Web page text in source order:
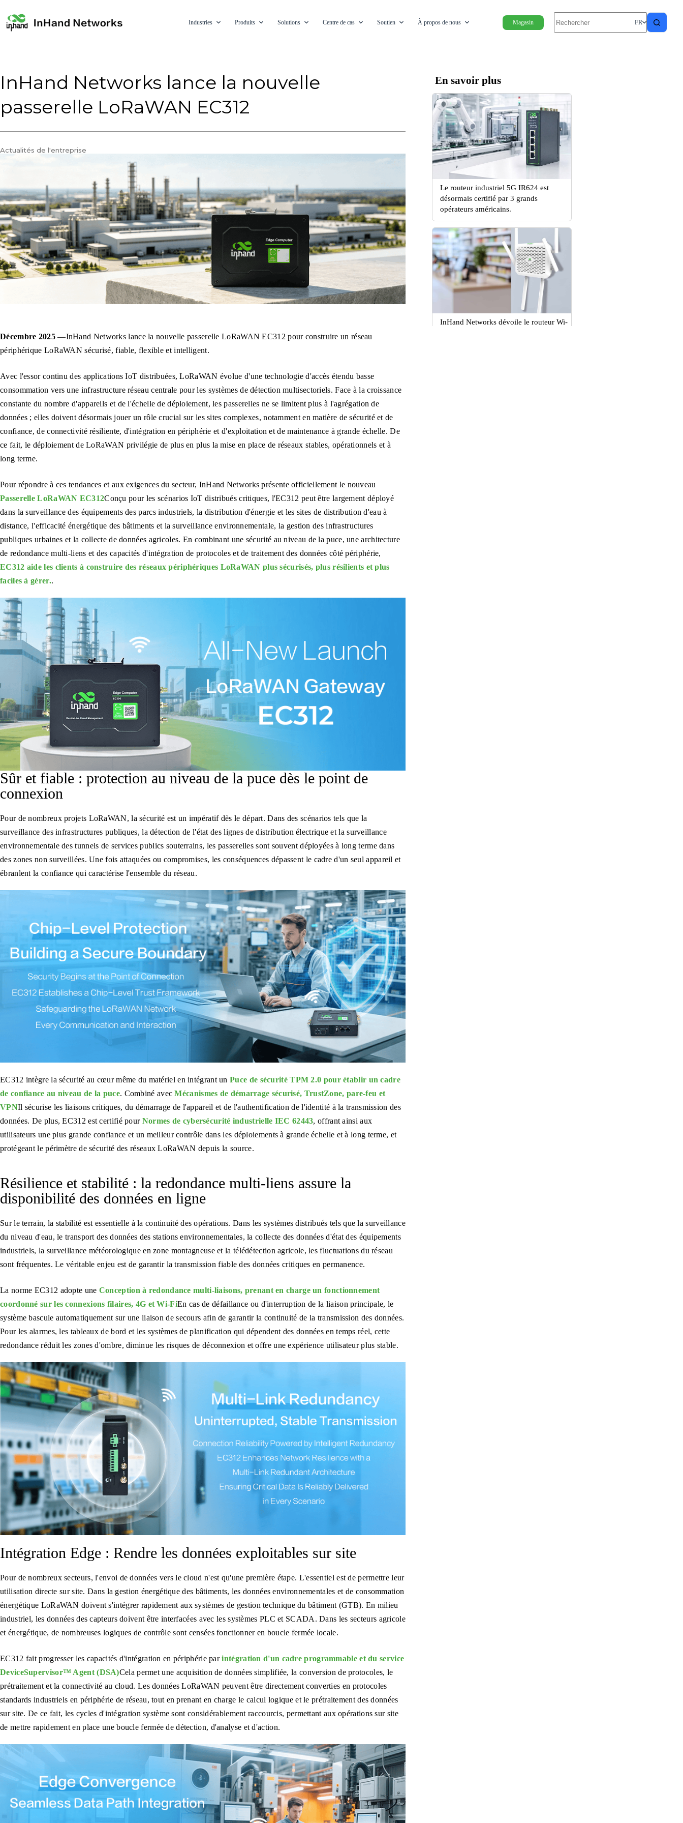
Industries Produits Solutions Centre de cas Soutien À propos de nous Magasin FR
InHand Networks lance la nouvelle
passerelle LoRaWAN EC312
Actualités de l'entreprise
Décembre 2025—InHand Networks lance la nouvelle passerelle LoRaWAN EC312 pour construire un réseau
périphérique LoRaWAN sécurisé, fiable, flexible et intelligent.
Avec l'essor continu des applications IoT distribuées, LoRaWAN évolue d'une technologie d'accès étendu basse
consommation vers une infrastructure réseau centrale pour les systèmes de détection multisectoriels. Face à la croissance
constante du nombre d'appareils et de l'échelle de déploiement, les passerelles ne se limitent plus à l'agrégation de
données ; elles doivent désormais jouer un rôle crucial sur les sites complexes, notamment en matière de sécurité et de
confiance, de connectivité résiliente, d'intégration en périphérie et d'exploitation et de maintenance à grande échelle. De
ce fait, le déploiement de LoRaWAN privilégie de plus en plus la mise en place de réseaux stables, opérationnels et à
long terme.
Pour répondre à ces tendances et aux exigences du secteur, InHand Networks présente officiellement le nouveau
Passerelle LoRaWAN EC312Conçu pour les scénarios IoT distribués critiques, l'EC312 peut être largement déployé
dans la surveillance des équipements des parcs industriels, la distribution d'énergie et les sites de distribution d'eau à
distance, l'efficacité énergétique des bâtiments et la surveillance environnementale, la gestion des infrastructures
publiques urbaines et la collecte de données agricoles. En combinant une sécurité au niveau de la puce, une architecture
de redondance multi-liens et des capacités d'intégration de protocoles et de traitement des données côté périphérie,
EC312 aide les clients à construire des réseaux périphériques LoRaWAN plus sécurisés, plus résilients et plus
faciles à gérer..
Sûr et fiable : protection au niveau de la puce dès le point de
connexion
Pour de nombreux projets LoRaWAN, la sécurité est un impératif dès le départ. Dans des scénarios tels que la
surveillance des infrastructures publiques, la détection de l'état des lignes de distribution électrique et la surveillance
environnementale des tunnels de services publics souterrains, les passerelles sont souvent déployées à long terme dans
des zones non surveillées. Une fois attaquées ou compromises, les conséquences dépassent le cadre d'un seul appareil et
ébranlent la confiance qui caractérise l'ensemble du réseau.
EC312 intègre la sécurité au cœur même du matériel en intégrant unPuce de sécurité TPM 2.0 pour établir un cadre
de confiance au niveau de la puce. Combiné avecMécanismes de démarrage sécurisé, TrustZone, pare-feu et
VPNIl sécurise les liaisons critiques, du démarrage de l'appareil et de l'authentification de l'identité à la transmission des
données. De plus, EC312 est certifié pourNormes de cybersécurité industrielle IEC 62443, offrant ainsi aux
utilisateurs une plus grande confiance et un meilleur contrôle dans les déploiements à grande échelle et à long terme, et
protégeant le périmètre de sécurité des réseaux LoRaWAN depuis la source.
Résilience et stabilité : la redondance multi-liens assure la
disponibilité des données en ligne
Sur le terrain, la stabilité est essentielle à la continuité des opérations. Dans les systèmes distribués tels que la surveillance
du niveau d'eau, le transport des données des stations environnementales, la collecte des données d'état des équipements
industriels, la surveillance météorologique en zone montagneuse et la télédétection agricole, les fluctuations du réseau
sont fréquentes. Le véritable enjeu est de garantir la transmission fiable des données critiques en permanence.
La norme EC312 adopte une Conception à redondance multi-liaisons, prenant en charge un fonctionnement
coordonné sur les connexions filaires, 4G et Wi-FiEn cas de défaillance ou d'interruption de la liaison principale, le
système bascule automatiquement sur une liaison de secours afin de garantir la continuité de la transmission des données.
Pour les alarmes, les tableaux de bord et les systèmes de planification qui dépendent des données en temps réel, cette
redondance réduit les zones d'ombre, diminue les risques de déconnexion et offre une expérience utilisateur plus stable.
Intégration Edge : Rendre les données exploitables sur site
Pour de nombreux secteurs, l'envoi de données vers le cloud n'est qu'une première étape. L'essentiel est de permettre leur
utilisation directe sur site. Dans la gestion énergétique des bâtiments, les données environnementales et de consommation
énergétique LoRaWAN doivent s'intégrer rapidement aux systèmes de gestion technique du bâtiment (GTB). En milieu
industriel, les données des capteurs doivent être interfacées avec les systèmes PLC et SCADA. Dans les secteurs agricole
et énergétique, de nombreuses logiques de contrôle sont censées fonctionner en boucle fermée locale.
EC312 fait progresser les capacités d'intégration en périphérie parintégration d'un cadre programmable et du service
DeviceSupervisor™ Agent (DSA)Cela permet une acquisition de données simplifiée, la conversion de protocoles, le
prétraitement et la connectivité au cloud. Les données LoRaWAN peuvent être directement converties en protocoles
standards industriels en périphérie de réseau, tout en prenant en charge le calcul logique et le prétraitement des données
sur site. De ce fait, les cycles d'intégration système sont considérablement raccourcis, permettant aux opérations sur site
de mettre rapidement en place une boucle fermée de détection, d'analyse et d'action.
En savoir plus
Le routeur industriel 5G IR624 est
désormais certifié par 3 grands
opérateurs américains.
InHand Networks dévoile le routeur Wi-